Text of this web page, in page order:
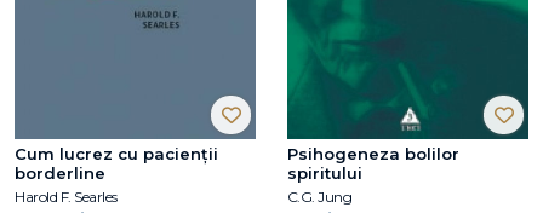
Cum lucrez cu pacienții
borderline
Harold F. Searles
Psihogeneza bolilor
spiritului
C.G. Jung